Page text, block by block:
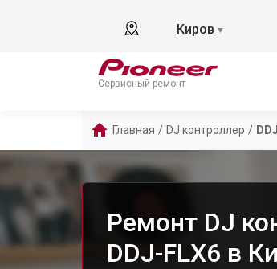
Киров ▼
Сервисный ремонт
Главная / DJ контроллер /
Ремонт DJ
DDJ-FLX6 в